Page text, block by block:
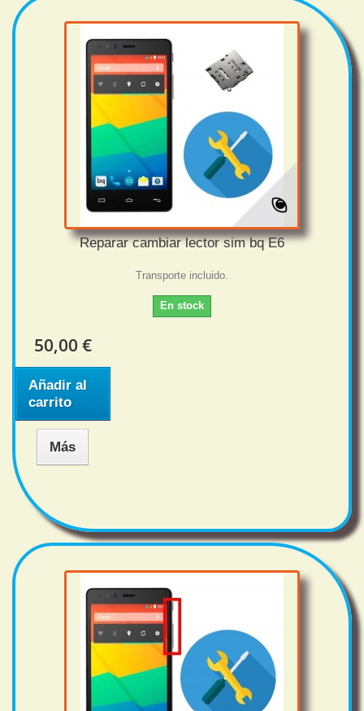
Reparar cambiar lector sim bq E6
Transporte incluido.
En stock
50,00 €
Añadir al
carrito
Más